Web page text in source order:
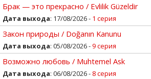
Брак — это прекрасно / Evlilik Güzeldir
Дата выхода: 17/08/2026 - 1 серия
Закон природы / Doğanın Kanunu
Дата выхода: 05/08/2026 -9 серия
Возможно любовь / Muhtemel Ask
Дата выхода: 06/08/2026 - 8 серия